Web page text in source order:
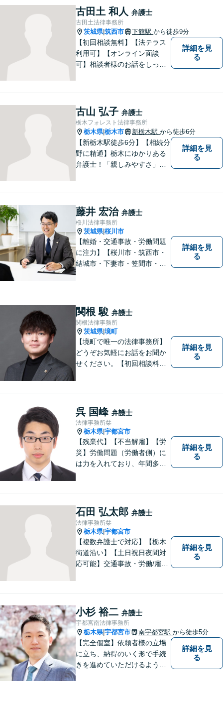
古田土 和人 弁護士
古田土法律事務所
茨城県|筑西市 下館駅 から徒歩9分
【初回相談無料】【法テラス
利用可】【オンライン面談
可】相談者様のお話をしっか
詳細を見
る
古山 弘子 弁護士
栃木フォレスト法律事務所
栃木県|栃木市 新栃木駅 から徒歩6分
【新栃木駅徒歩6分】【相続分
野に精通】栃木にゆかりある
弁護士！「親しみやすさ」
い。皆様にとって最善の対応
策をご提案します。【駐車場
有】【子連れ相談歓迎】
詳細を見
る
藤井 宏治 弁護士
桜川法律事務所
茨城県|桜川市
【離婚・交通事故・労働問題
に注力】【桜川市・筑西市・
結城市・下妻市・笠間市・真
トな解決を提案します。
詳細を見
る
関根 駿 弁護士
関根法律事務所
茨城県|境町
【境町で唯一の法律事務所】
どうぞお気軽にお話をお聞か
せください。【初回相談料無
詳細を見
る
呉 国峰 弁護士
法律事務所栞
栃木県|宇都宮市
【残業代】【不当解雇】【労
災】労働問題（労働者側）に
は力を入れており、年間多数
日本労働弁護団（労働者側の
弁護士団体）に所属していま
す。
詳細を見
る
石田 弘太郎 弁護士
法律事務所栞
栃木県|宇都宮市
【複数弁護士で対応】【栃木
街道沿い】【土日祝日夜間対
応可能】交通事故・労働/雇用
す。是非一度ご相談くださ
い。
詳細を見
る
小杉 裕二 弁護士
宇都宮南法律事務所
栃木県|宇都宮市 南宇都宮駅 から徒歩5分
【完全個室】依頼者様の立場
に立ち、納得のいく形で手続
きを進めていただけるよう、
詳細を見
る